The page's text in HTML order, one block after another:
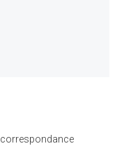
correspondance